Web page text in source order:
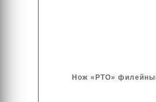
Нож «РТО»